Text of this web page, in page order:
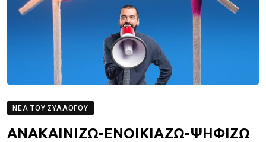
ΝΈΑ ΤΟΥ ΣΥΛΛΌΓΟΥ
ΑΝΑΚΑΙΝΙΖΩ-ΕΝΟΙΚΙΑΖΩ-ΨΗΦΙΖΩ